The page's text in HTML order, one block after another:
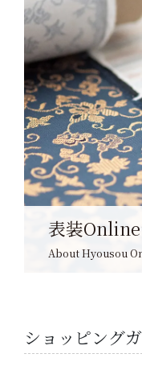
表装
About Hyousou
ショッピング